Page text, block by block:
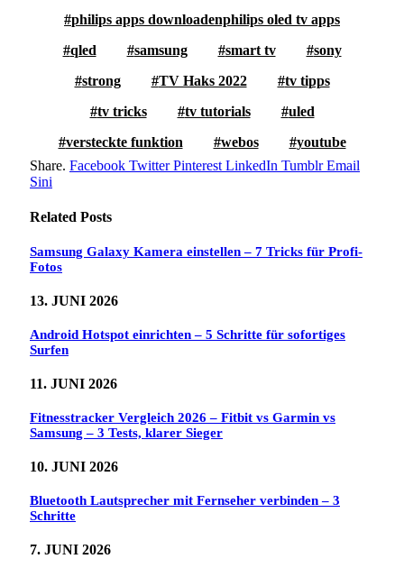
philips apps downloadenphilips oled tv apps
qled
samsung smart tv
sony
strong
TV Haks 2022
tv tipps
tv tricks
tv tutorials
uled
versteckte funktion
webos
youtube
Share. Facebook Twitter Pinterest LinkedIn Tumblr Email
Sini
Related Posts
Samsung Galaxy Kamera einstellen – 7 Tricks für Profi-
Fotos
13. JUNI 2026
Android Hotspot einrichten – 5 Schritte für sofortiges
Surfen
11. JUNI 2026
Fitnesstracker Vergleich 2026 – Fitbit vs Garmin vs
Samsung – 3 Tests, klarer Sieger
10. JUNI 2026
Bluetooth Lautsprecher mit Fernseher verbinden – 3
Schritte
7. JUNI 2026